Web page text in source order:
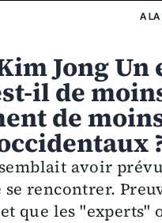
A LA
Jong Un
il de
de
avoir
se rencontrer.
que les